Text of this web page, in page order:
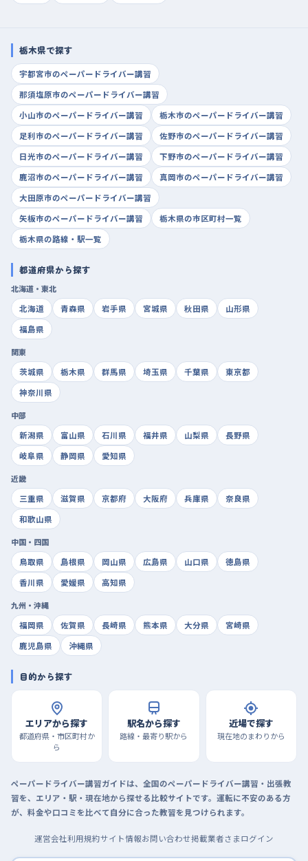
栃木県で探す
宇都宮市のペーパードライバー講習
那須塩原市のペーパードライバー講習
小山市のペーパードライバー講習
栃木市のペーパードライバー講習
足利市のペーパードライバー講習
佐野市のペーパードライバー講習
日光市のペーパードライバー講習
下野市のペーパードライバー講習
鹿沼市のペーパードライバー講習
真岡市のペーパードライバー講習
大田原市のペーパードライバー講習
矢板市のペーパードライバー講習
栃木県の市区町村一覧
栃木県の路線・駅一覧
都道府県から探す
北海道・東北
北海道
青森県 岩手県 宮城県 秋田県
山形県
福島県
関東
茨城県
栃木県 群馬県 埼玉県 千葉県
東京都
神奈川県
中部
新潟県
富山県 石川県 福井県 山梨県
長野県
岐阜県
静岡県 愛知県
近畿
三重県
滋賀県 京都府 大阪府 兵庫県
奈良県
和歌山県
中国・四国
鳥取県
島根県 岡山県 広島県 山口県
徳島県
香川県
愛媛県 高知県
九州・沖縄
福岡県
佐賀県 長崎県 熊本県 大分県
宮崎県
鹿児島県
沖縄県
目的から探す
エリアから探す
都道府県・市区町村か
ら
駅名から探す
路線・最寄り駅から
近場で探す
現在地のまわりから
ペーパードライバー講習ガイドは、全国のペーパードライバー講習・出張教
習を、エリア・駅・現在地から探せる比較サイトです。運転に不安のある方
が、料金や口コミを比べて自分に合った教習を見つけられます。
運営会社利用規約サイト情報お問い合わせ掲載業者さまログイン